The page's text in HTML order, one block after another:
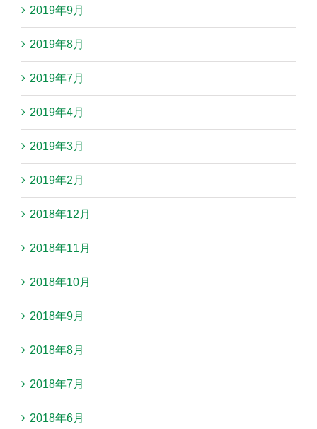
2019年9月
2019年8月
2019年7月
2019年4月
2019年3月
2019年2月
2018年12月
2018年11月
2018年10月
2018年9月
2018年8月
2018年7月
2018年6月